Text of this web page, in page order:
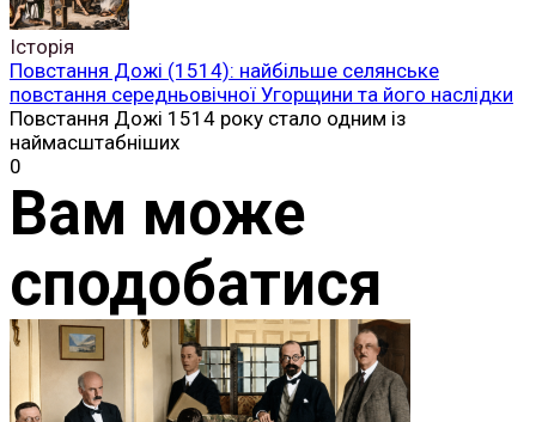
Історія
Повстання Дожі (1514): найбільше селянське
повстання середньовічної Угорщини та його наслідки
Повстання Дожі 1514 року стало одним із
наймасштабніших
0
Вам може
сподобатися